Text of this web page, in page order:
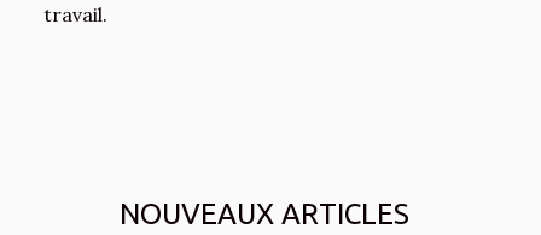
travail.
NOUVEAUX ARTICLES